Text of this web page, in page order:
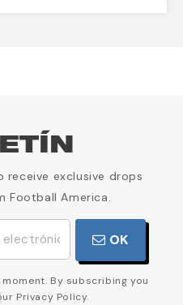
receive exclusive drops
Football America.
OK
By subscribing you
Privacy Policy.